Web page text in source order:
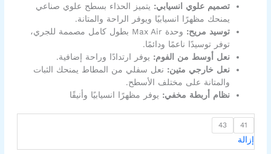
تصميم علوي انسيابي: يتميز الحذاء بسطح علوي صناعي
يمنحك مظهرًا انسيابيًا ويوفر الراحة والمتانة.
توسيد مريح:
وحدة Max Air بطول كامل مصممة للجري،
توفر توسيدًا ناعمًا ودائمًا.
نعل أوسط من الفوم: يوفر ارتدادًا وراحة إضافية.
نعل خارجي متين: نعل سفلي من المطاط يمنحك الثبات
والمتانة على مختلف الأسطح.
نظام أربطة مخفي: يوفر مظهرًا انسيابيًا وأنيقًا
41
43
إزالة